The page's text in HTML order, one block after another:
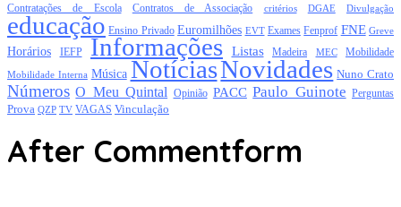
Contratações de Escola Contratos de Associação critérios DGAE Divulgação
educação Ensino Privado Euromilhões EVT Exames Fenprof FNE Greve
Horários IEFP Informações Listas Madeira MEC Mobilidade
Mobilidade Interna Música NotíciasNovidades Nuno Crato
Números O Meu Quintal Opinião PACC Paulo Guinote Perguntas
Prova QZP TV VAGAS Vinculação
After Commentform